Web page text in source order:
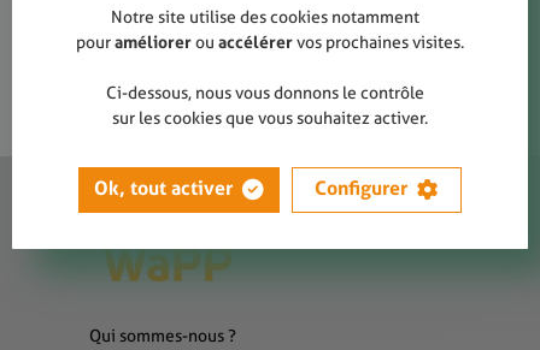
Qui sommes-nous ?
Notre site utilise des cookies notamment
pouraméliorerou accélérervos prochaines visites.
Ci-dessous, nous vous donnons le contrôle
sur les cookies que vous souhaitez activer.
Ok, tout activer Configurer